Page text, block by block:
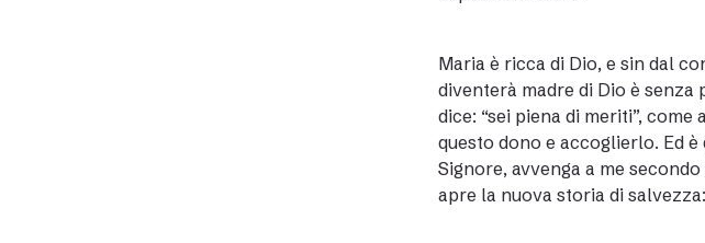
Maria è ricca di Dio, e sin dal
diventerà madre di Dio è senza
dice: “sei piena di meriti”,
questo dono e accoglierlo. Ed
Signore, avvenga a me
apre la nuova storia di